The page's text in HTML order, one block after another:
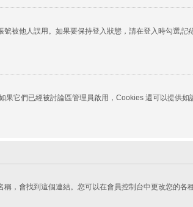
被他人誤用。如果要保持登入狀態，請在登入時勾選記
它們已經被討論區管理員啟用，Cookies 還可以提供
，會找到這個連結。您可以在會員控制台中更改您的各種